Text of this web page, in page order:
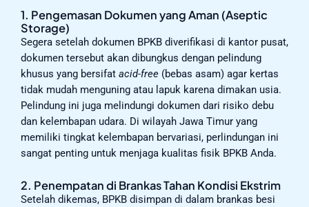
1. Pengemasan Dokumen yang Aman (Aseptic
Storage)
Segera setelah dokumen BPKB diverifikasi di kantor pusat,
dokumen tersebut akan dibungkus dengan pelindung
khusus yang bersifat acid-free (bebas asam) agar kertas
tidak mudah menguning atau lapuk karena dimakan usia.
Pelindung ini juga melindungi dokumen dari risiko debu
dan kelembapan udara. Di wilayah Jawa Timur yang
memiliki tingkat kelembapan bervariasi, perlindungan ini
sangat penting untuk menjaga kualitas fisik BPKB Anda.
2. Penempatan di Brankas Tahan Kondisi Ekstrim
Setelah dikemas, BPKB disimpan di dalam brankas besi